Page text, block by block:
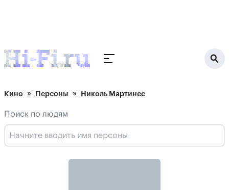
Кино Персоны Николь Мартинес
Поиск по людям